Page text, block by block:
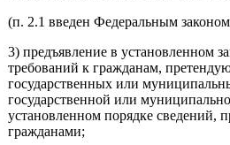
(п. 2.1 введен Федеральным
3) предъявление в установленном
требований к гражданам,
государственных или
государственной или
установленном порядке сведений,
гражданами;